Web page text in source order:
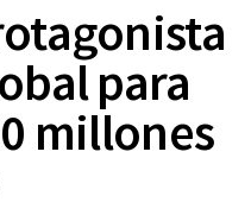
para
millones